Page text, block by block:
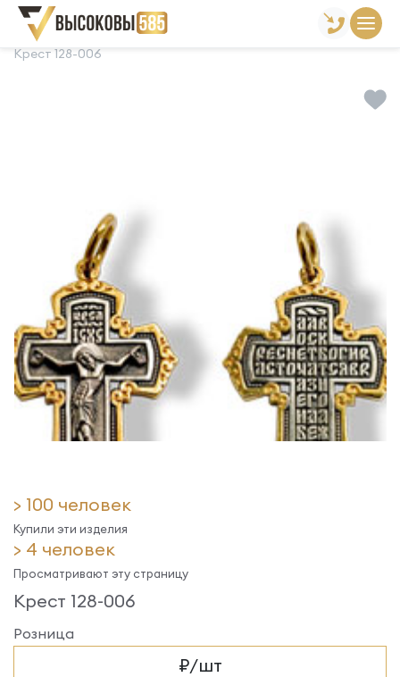
Главная Склад готовой продукции
Крест 128-006
> 100 человек
Купили эти изделия
> 4 человек
Просматривают эту страницу
Крест 128-006
Розница
₽/шт